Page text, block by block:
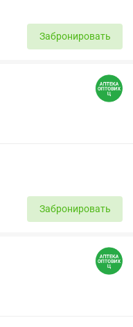
Забронировать
Забронировать